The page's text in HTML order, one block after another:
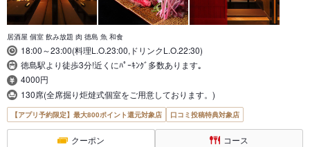
居酒屋 個室 飲み放題 肉 徳島 魚 和食
18:00～23:00(料理L.O.23:00,ドリンクL.O.22:30)
徳島駅より徒歩3分!近くにﾊﾟｰｷﾝｸﾞ多数あります｡
4000円
130席(全席掘り炬燵式個室をご用意しております。)
【アプリ予約限定】最大800ポイント還元対象店 口コミ投稿特典対象店
クーポン コース